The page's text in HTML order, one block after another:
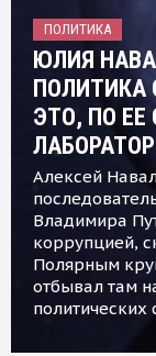
ПОЛИТИКА
ЮЛИЯ
ПОЛИТИКА
ЭТО, ПО
Алексей
Владимира
коррупцией,
Полярным
отбывал там
политических